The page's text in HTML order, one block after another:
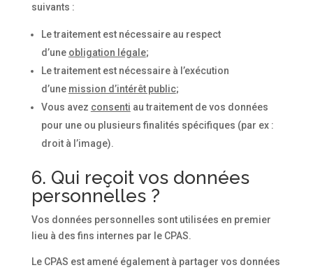
suivants :
Le traitement est nécessaire au respect
d’une obligation légale;
Le traitement est nécessaire à l’exécution
d’une mission d’intérêt public;
Vous avez consenti au traitement de vos données
pour une ou plusieurs finalités spécifiques (par ex :
droit à l’image).
6. Qui reçoit vos données
personnelles ?
Vos données personnelles sont utilisées en premier
lieu à des fins internes par le CPAS.
Le CPAS est amené également à partager vos données